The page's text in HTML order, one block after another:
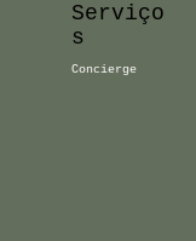
Concierge
Serviço
s